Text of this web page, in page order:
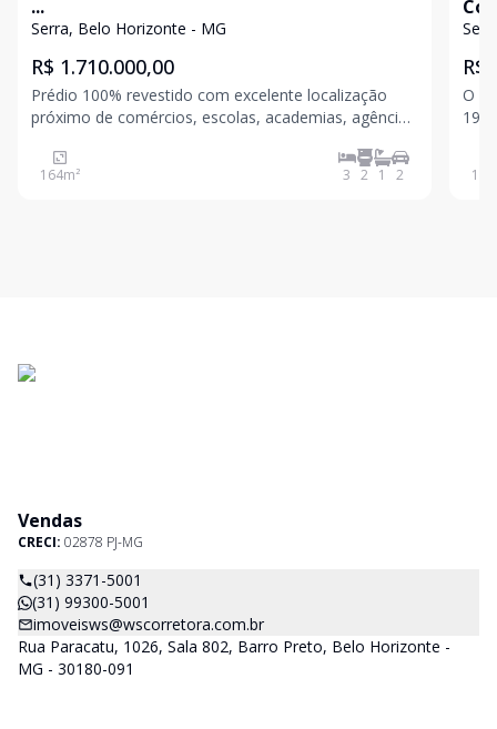
...
Serra, Belo Horizonte - MG
R$ 1.710.000,00
Prédio 100% revestido com excelente localização
próximo de comércios, escolas, academias, agências
Papa, Praça da Bandeira, Avenida Bandeirante etc
Portaria informatizada, salão de festas, estação de
164m² 3 2 1 2
R$
O
190
Vendas
CRECI: 02878 PJ-MG
(31) 3371-5001
(31) 99300-5001
imoveisws@wscorretora.com.br
Rua Paracatu, 1026, Sala 802, Barro Preto, Belo Horizonte -
MG - 30180-091